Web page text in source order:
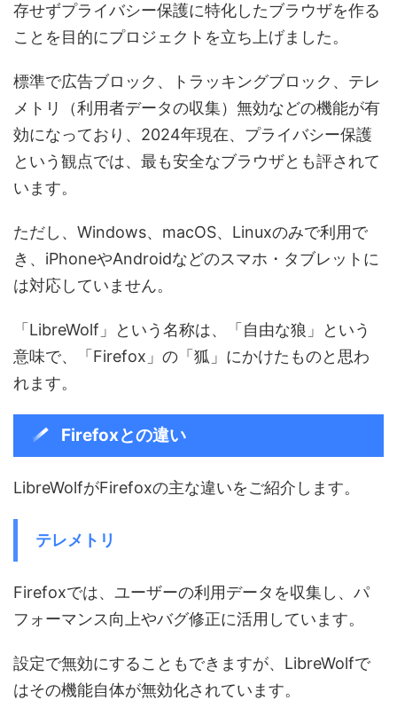
存せずプライバシー保護に特化したブラウザを作る
ことを目的にプロジェクトを立ち上げました。
標準で広告ブロック、トラッキングブロック、テレ
メトリ（利用者データの収集）無効などの機能が有
効になっており、2024年現在、プライバシー保護
という観点では、最も安全なブラウザとも評されて
います。
ただし、Windows、macOS、Linuxのみで利用で
き、iPhoneやAndroidなどのスマホ・タブレットに
は対応していません。
「LibreWolf」という名称は、「自由な狼」という
意味で、「Firefox」の「狐」にかけたものと思わ
れます。
Firefoxとの違い
LibreWolfがFirefoxの主な違いをご紹介します。
テレメトリ
Firefoxでは、ユーザーの利用データを収集し、パ
フォーマンス向上やバグ修正に活用しています。
設定で無効にすることもできますが、LibreWolfで
はその機能自体が無効化されています。